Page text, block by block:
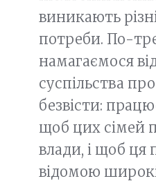
виникають
потреби. По-
намагаємося
суспільства
безвісти:
щоб цих сімей
влади, і щоб ця
відомою